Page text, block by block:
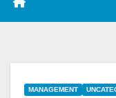
MANAGEMENT